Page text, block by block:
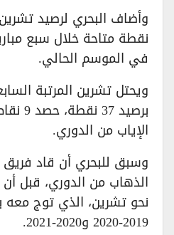
نقطة متاحة خلال سبع
في الموسم الحالي.
ويحتل تشرين المرتبة
برصيد
الإياب من الدوري.
وسبق للبحري أن قاد فريق
الذهاب من الدوري، قبل أن
نحو تشرين، الذي توج
2019-2020 و2020-2021.